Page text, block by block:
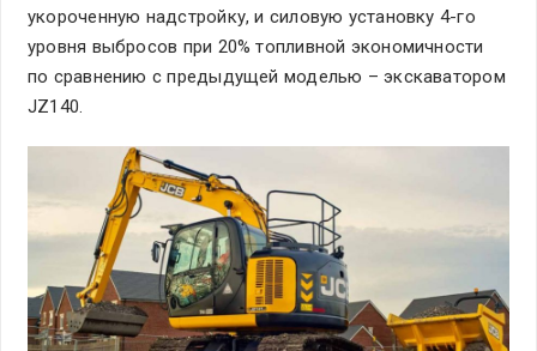
укороченную надстройку, и силовую установку 4-го
уровня выбросов при 20% топливной экономичности
по сравнению с предыдущей моделью – экскаватором
JZ140.